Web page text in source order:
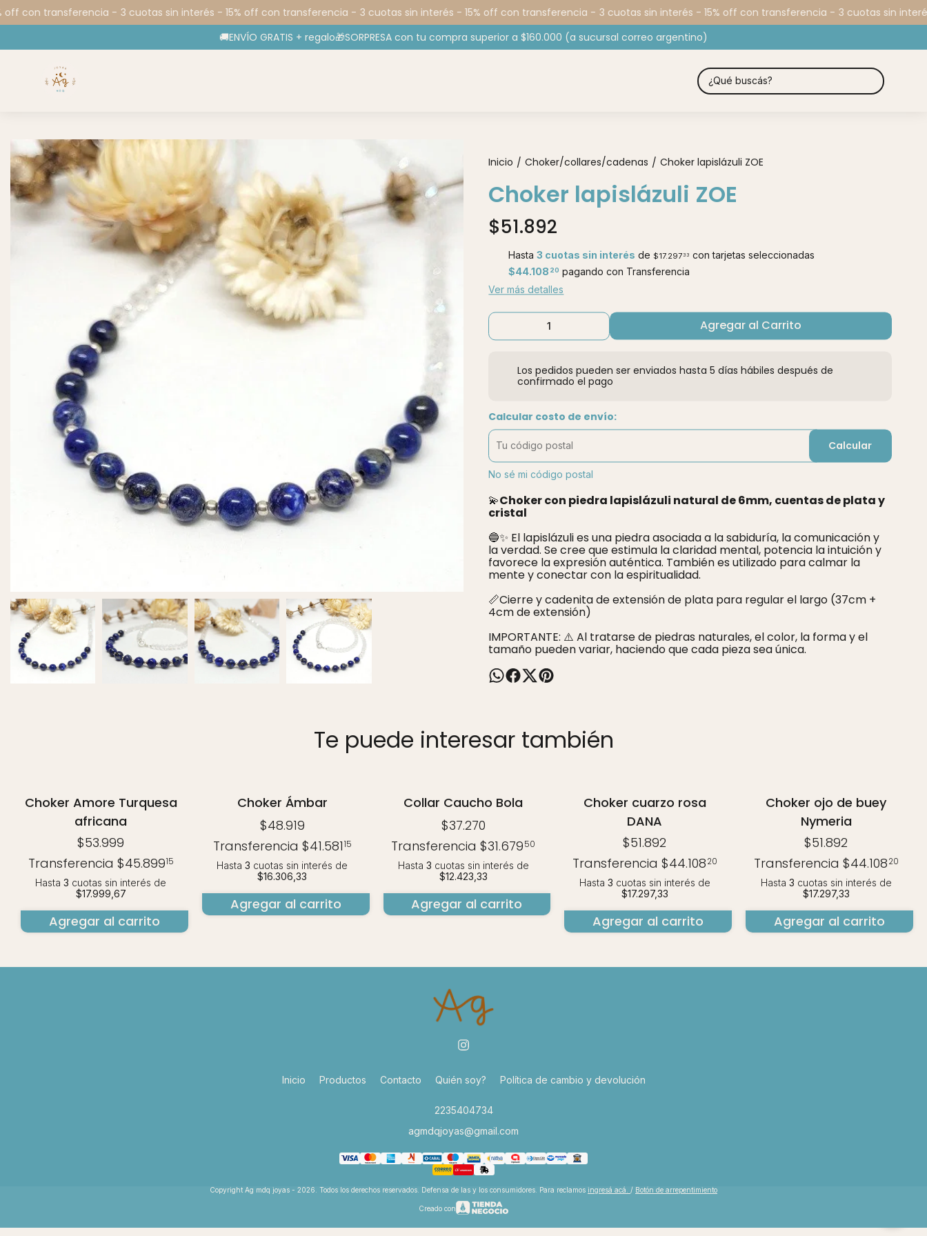
con transferencia - 3 cuotas sin interés - 15% off con transferencia - 3 cuotas sin interés - 15% off con transferencia - 3 cuotas sin interés - 15% off con transferencia - 3 cuotas sin
🚚ENVÍO GRATIS + regalo🎁SORPRESA con tu compra superior a $160.000 (a sucursal correo argentino)
Inicio / Choker/collares/cadenas / Choker lapislázuli ZOE
Choker lapislázuli ZOE
$51.892
Hasta3 cuotas sin interés de $17.29733 con tarjetas seleccionadas
$44.108 20 pagando con Transferencia
Ver más detalles
Agregar al Carrito
Los pedidos pueden ser enviados hasta 5 días hábiles después de
confirmado el pago
Calcular costo de envío:
Calcular
No sé mi código postal
💫Choker con piedra lapislázuli natural de 6mm, cuentas de plata y
cristal
🔵✨ El lapislázuli es una piedra asociada a la sabiduría, la comunicación y
la verdad. Se cree que estimula la claridad mental, potencia la intuición y
favorece la expresión auténtica. También es utilizado para calmar la
mente y conectar con la espiritualidad.
📏Cierre y cadenita de extensión de plata para regular el largo (37cm +
4cm de extensión)
IMPORTANTE: ⚠️ Al tratarse de piedras naturales, el color, la forma y el
tamaño pueden variar, haciendo que cada pieza sea única.
Te puede interesar también
Choker Amore Turquesa
africana
$53.999
Transferencia $45.89915
Hasta3 cuotas sin interés de
$17.999,67
Agregar al carrito
Choker Ámbar
$48.919
Transferencia $41.58115
Hasta3 cuotas sin interés de
$16.306,33
Agregar al carrito
Collar Caucho Bola
$37.270
Transferencia$31.67950
Hasta 3 cuotas sin interés de
$12.423,33
Agregar al carrito
Choker cuarzo rosa
DANA
$51.892
Transferencia $44.10820
Hasta 3 cuotas sin interés de
$17.297,33
Agregar al carrito
Choker ojo de buey
Nymeria
$51.892
Transferencia $44.10820
Hasta 3 cuotas sin interés de
$17.297,33
Agregar al carrito
Inicio Productos Contacto Quién soy? Política de cambio y devolución
2235404734
agmdqjoyas@gmail.com
Copyright Ag mdq joyas - 2026. Todos los derechos reservados. Defensa de las y los consumidores. Para reclamos ingresá acá. / Botón de arrepentimiento
Creado con